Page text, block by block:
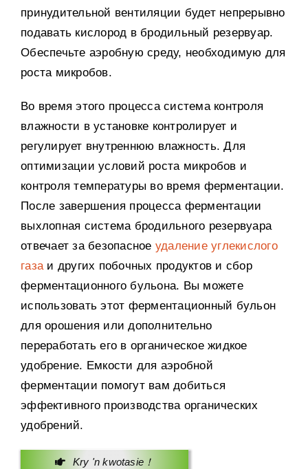
принудительной вентиляции будет непрерывно
подавать кислород в бродильный резервуар.
Обеспечьте аэробную среду, необходимую для
роста микробов.
Во время этого процесса система контроля
влажности в установке контролирует и
регулирует внутреннюю влажность.Для
оптимизации условий роста микробов и
контроля температуры во время ферментации.
После завершения процесса ферментации
выхлопная система бродильного резервуара
отвечает за безопасное удаление углекислого
газа и других побочных продуктов и сбор
ферментационного бульона. Вы можете
использовать этот ферментационный бульон
для орошения или дополнительно
переработать его в органическое жидкое
удобрение. Емкости для аэробной
ферментации помогут вам добиться
эффективного производства органических
удобрений.
Kry 'n kwotasie！